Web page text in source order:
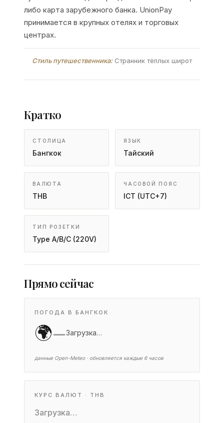
либо карта зарубежного банка. UnionPay
принимается в крупных отелях и торговых
центрах.
Стиль путешественника:Странник тёплых широт
Кратко
СТОЛИЦА
Бангкок
ЯЗЫК
Тайский
ВАЛЮТА
THB
ЧАСОВОЙ ПОЯС
ICT (UTC+7)
ТИП РОЗЕТКИ
Type A/B/C (220V)
Прямо сейчас
ПОГОДА В БАНГКОК
🌍—Загрузка…
данные Open-Meteo · обновляется каждые 6 часов
КУРС ВАЛЮТ · THB
Загрузка…